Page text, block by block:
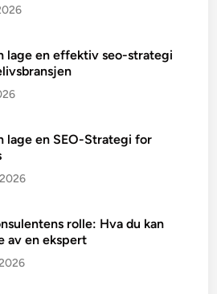
lage en effektiv seo-strategi
lage en SEO-Strategi for
rolle: Hva du kan
av en ekspert